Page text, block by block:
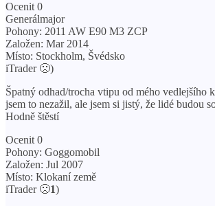
Ocenit 0
Generálmajor
Pohony: 2011 AW E90 M3 ZCP
Založen: Mar 2014
Místo: Stockholm, Švédsko
iTrader 🙁)
Špatný odhad/trocha vtipu od mého vedlejšího
jsem to nezažil, ale jsem si jistý, že lidé budou
Hodně štěstí
Ocenit 0
Pohony: Goggomobil
Založen: Jul 2007
Místo: Klokaní země
iTrader 🙁1)